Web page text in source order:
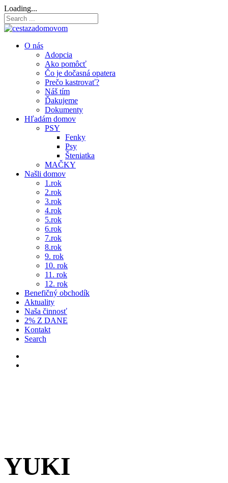
Loading...
O nás
Adopcia
Ako pomôcť
Čo je dočasná opatera
Prečo kastrovať?
Náš tím
Ďakujeme
Dokumenty
Hľadám domov
PSY
Fenky
Psy
Šteniatka
MAČKY
Našli domov
1.rok
2.rok
3.rok
4.rok
5.rok
6.rok
7.rok
8.rok
9. rok
10. rok
11. rok
12. rok
Benefičný obchodík
Aktuality
Naša činnosť
2% Z DANE
Kontakt
Search
YUKI